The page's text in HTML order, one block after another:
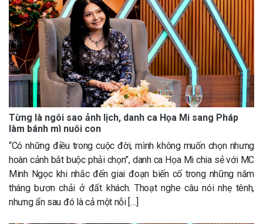
Từng là ngôi sao ảnh lịch, danh ca Họa Mi sang Pháp
làm bánh mì nuôi con
“Có những điều trong cuộc đời, mình không muốn chọn nhưng
hoàn cảnh bắt buộc phải chọn”, danh ca Họa Mi chia sẻ với MC
Minh Ngọc khi nhắc đến giai đoạn biến cố trong những năm
tháng bươn chải ở đất khách. Thoạt nghe câu nói nhẹ tênh,
nhưng ẩn sau đó là cả một nỗi […]